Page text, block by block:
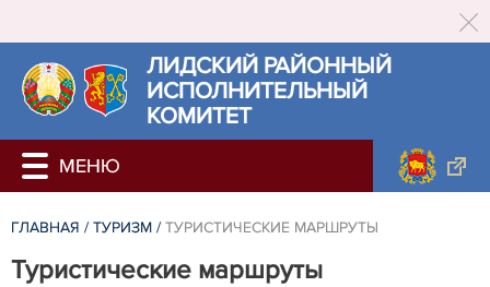
ЛИДСКИЙ РАЙОННЫЙ
ИСПОЛНИТЕЛЬНЫЙ
КОМИТЕТ
ГЛАВНАЯ / ТУРИЗМ / ТУРИСТИЧЕСКИЕ МАРШРУТЫ
Туристические маршруты